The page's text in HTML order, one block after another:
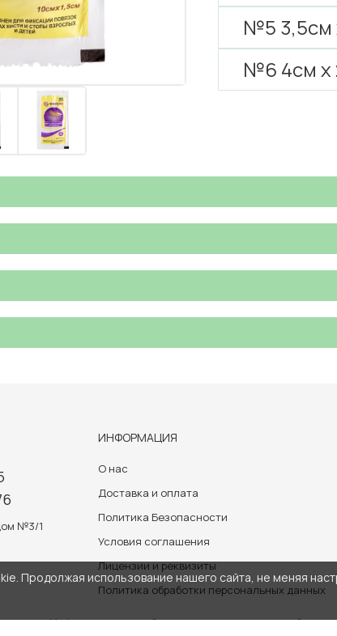
№5 3,5см
№6 4см х
№3/1
ИНФОРМАЦИЯ
О нас
Доставка и оплата
Политика Безопасности
Условия соглашения
Лицензии и реквизиты
Политика обработки персональных данных
Информация на сайте носит ознакомительный
Продолжая использование нашего сайта, не меняя